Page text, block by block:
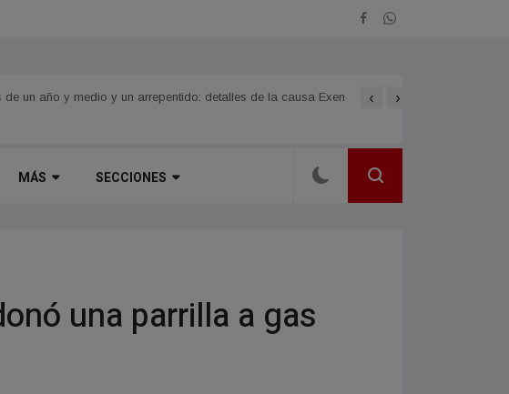
para el Norte Grande LOMAS DE VALLEJO
‹ ›
MÁS SECCIONES
una parrilla a gas